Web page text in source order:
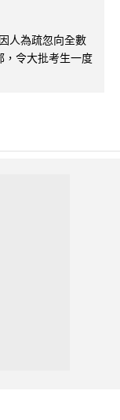
人為疏忽向全數
，令大批考生一度